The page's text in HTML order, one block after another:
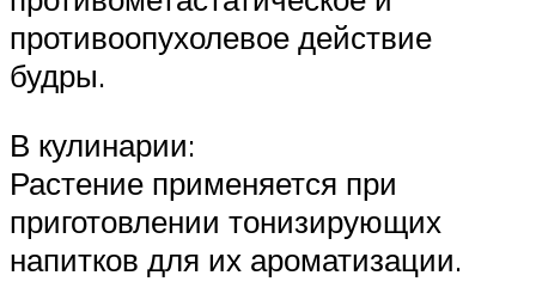
противоопухолевое действие
будры.
В кулинарии:
Растение применяется при
приготовлении тонизирующих
напитков для их ароматизации.